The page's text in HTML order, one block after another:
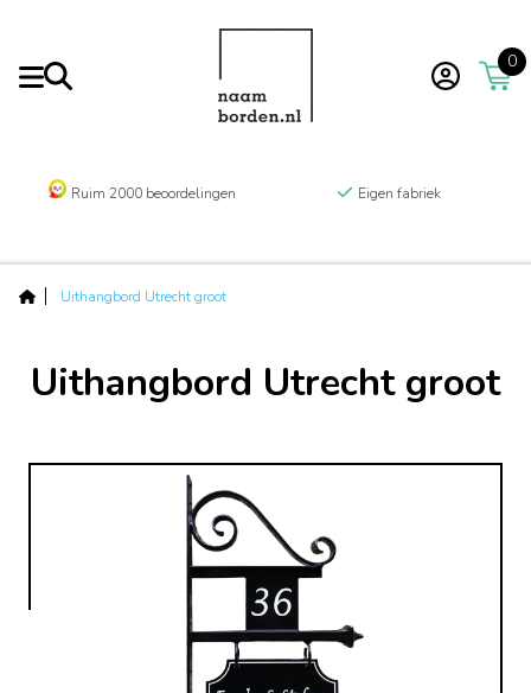
0
Ruim 2000 beoordelingen Eigen fabriek
Uithangbord Utrecht groot
Uithangbord Utrecht groot